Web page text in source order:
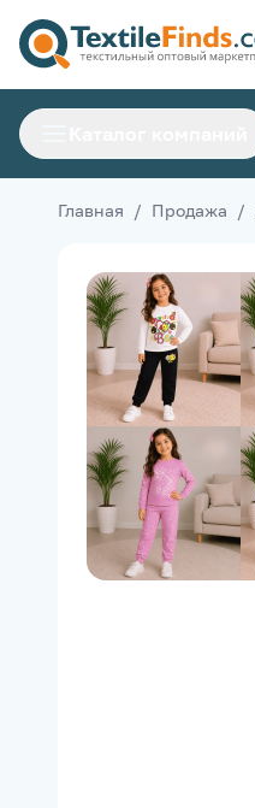
Главная / Продажа /